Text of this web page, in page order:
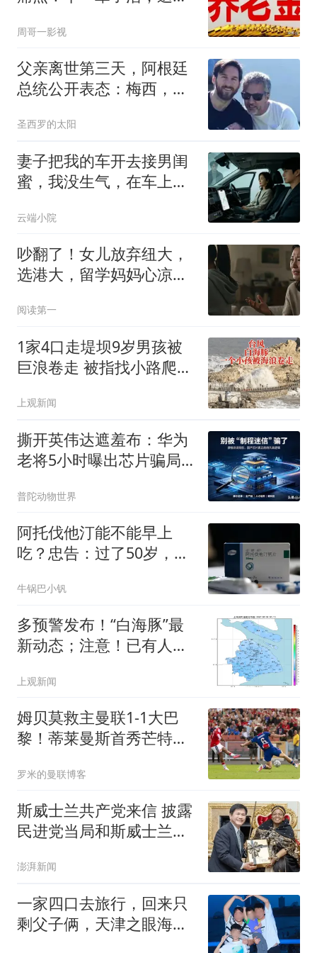
周哥一影视
父亲离世第三天，阿根廷
总统公开表态：梅西，配
圣西罗的太阳
妻子把我的车开去接男闺
蜜，我没生气，在车上装
云端小院
吵翻了！女儿放弃纽大，
选港大，留学妈妈心凉透
阅读第一
1家4口走堤坝9岁男孩被
巨浪卷走 被指找小路爬了
上观新闻
撕开英伟达遮羞布：华为
老将5小时曝出芯片骗局
普陀动物世界
阿托伐他汀能不能早上
吃？忠告：过了50岁，服
牛锅巴小钒
多预警发布！“白海豚”最
新动态；注意！已有人被
防
上观新闻
姆贝莫救主曼联1-1大巴
黎！蒂莱曼斯首秀芒特伤
再买人
罗米的曼联博客
斯威士兰共产党来信 披露
民进党当局和斯威士兰的
澎湃新闻
一家四口去旅行，回来只
剩父子俩，天津之眼海河